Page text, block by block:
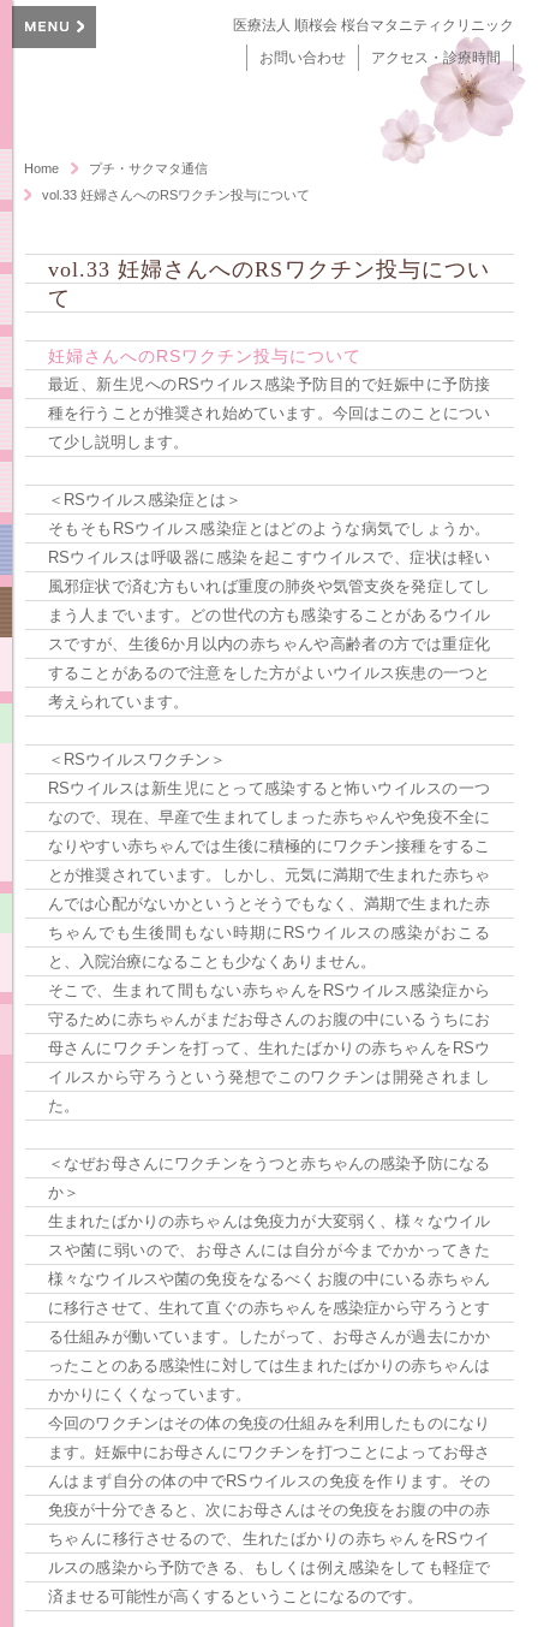
医療法人 順桜会 桜台マタニティクリニック
アクセス・診療時間
お問い合わせ
Home
プチ・サクマタ通信
vol.33 妊婦さんへのRSワクチン投与について
vol.33 妊婦さんへのRSワクチン投与につい
て
妊婦さんへのRSワクチン投与について
最近、新生児へのRSウイルス感染予防目的で妊娠中に予防接
種を行うことが推奨され始めています。今回はこのことについ
て少し説明します。
＜RSウイルス感染症とは＞
そもそもRSウイルス感染症とはどのような病気でしょうか。
RSウイルスは呼吸器に感染を起こすウイルスで、症状は軽い
風邪症状で済む方もいれば重度の肺炎や気管支炎を発症してし
まう人までいます。どの世代の方も感染することがあるウイル
スですが、生後6か月以内の赤ちゃんや高齢者の方では重症化
することがあるので注意をした方がよいウイルス疾患の一つと
考えられています。
＜RSウイルスワクチン＞
RSウイルスは新生児にとって感染すると怖いウイルスの一つ
なので、現在、早産で生まれてしまった赤ちゃんや免疫不全に
なりやすい赤ちゃんでは生後に積極的にワクチン接種をするこ
とが推奨されています。しかし、元気に満期で生まれた赤ちゃ
んでは心配がないかというとそうでもなく、満期で生まれた赤
ちゃんでも生後間もない時期にRSウイルスの感染がおこる
と、入院治療になることも少なくありません。
そこで、生まれて間もない赤ちゃんをRSウイルス感染症から
守るために赤ちゃんがまだお母さんのお腹の中にいるうちにお
母さんにワクチンを打って、生れたばかりの赤ちゃんをRSウ
イルスから守ろうという発想でこのワクチンは開発されまし
た。
＜なぜお母さんにワクチンをうつと赤ちゃんの感染予防になる
か＞
生まれたばかりの赤ちゃんは免疫力が大変弱く、様々なウイル
スや菌に弱いので、お母さんには自分が今までかかってきた
様々なウイルスや菌の免疫をなるべくお腹の中にいる赤ちゃん
に移行させて、生れて直ぐの赤ちゃんを感染症から守ろうとす
る仕組みが働いています。したがって、お母さんが過去にかか
ったことのある感染性に対しては生まれたばかりの赤ちゃんは
かかりにくくなっています。
今回のワクチンはその体の免疫の仕組みを利用したものになり
ます。妊娠中にお母さんにワクチンを打つことによってお母さ
んはまず自分の体の中でRSウイルスの免疫を作ります。その
免疫が十分できると、次にお母さんはその免疫をお腹の中の赤
ちゃんに移行させるので、生れたばかりの赤ちゃんをRSウイ
ルスの感染から予防できる、もしくは例え感染をしても軽症で
済ませる可能性が高くするということになるのです。